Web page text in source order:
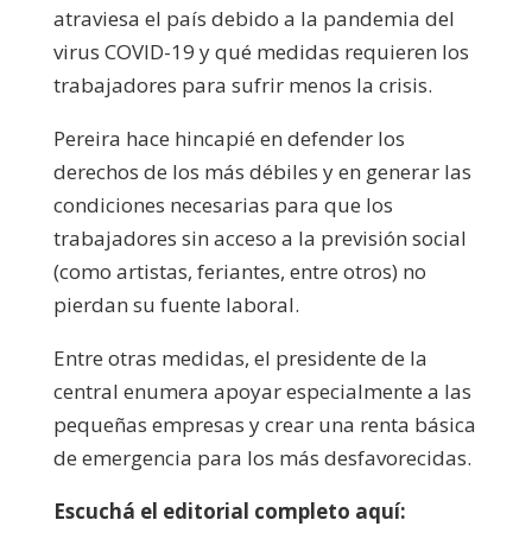
atraviesa el país debido a la pandemia del
virus COVID-19 y qué medidas requieren los
trabajadores para sufrir menos la crisis.
Pereira hace hincapié en defender los
derechos de los más débiles y en generar las
condiciones necesarias para que los
trabajadores sin acceso a la previsión social
(como artistas, feriantes, entre otros) no
pierdan su fuente laboral.
Entre otras medidas, el presidente de la
central enumera apoyar especialmente a las
pequeñas empresas y crear una renta básica
de emergencia para los más desfavorecidas.
Escuchá el editorial completo aquí: